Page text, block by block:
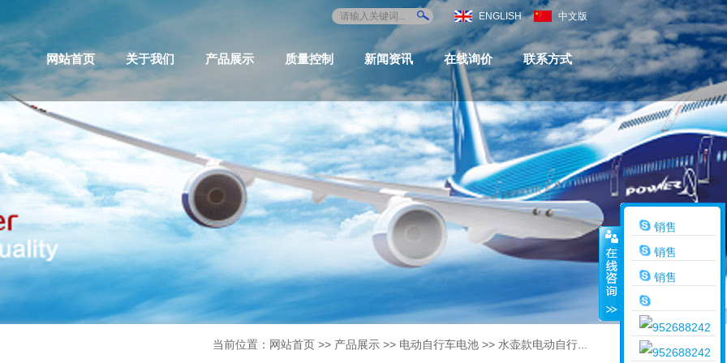
ENGLISH 中文版
网站首页 关于我们 产品展示 质量控制 新闻资讯 在线询价 联系方式
当前位置： 网站首页 >> 产品展示 >> 电动自行车电池 >> 水壶款电动自行...
销售
销售
销售
销售